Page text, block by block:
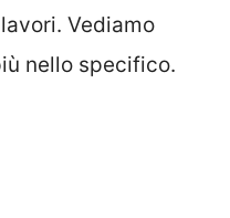
Vediamo
nello specifico.